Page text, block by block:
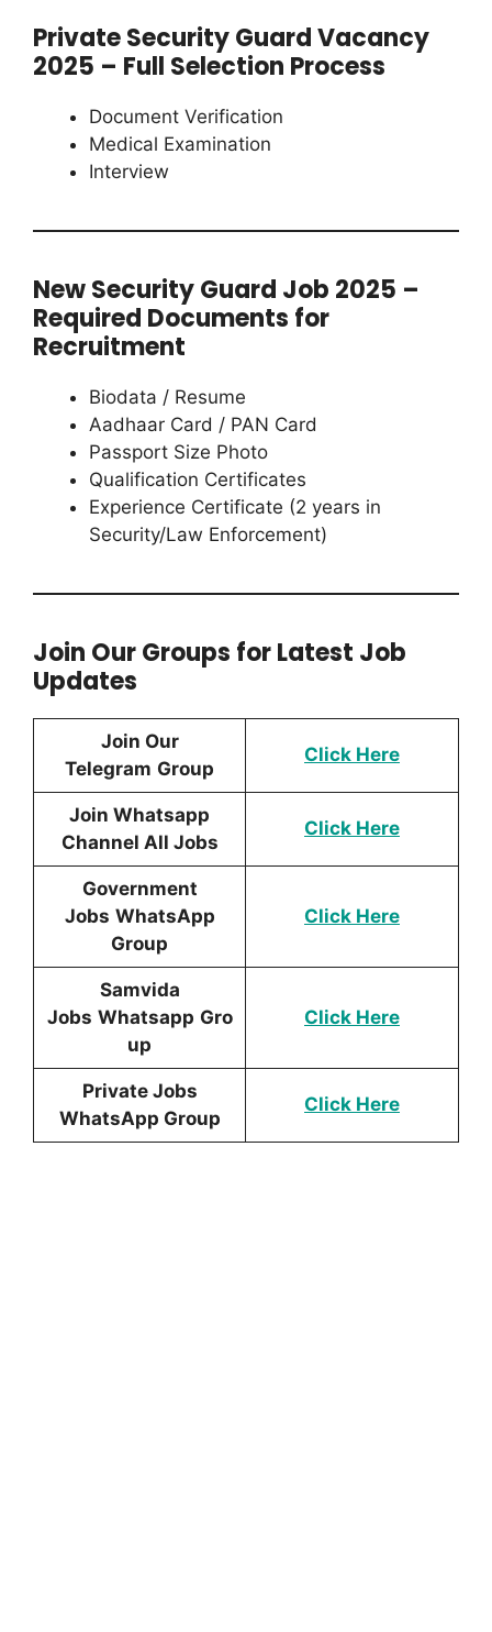
Private Security Guard Vacancy
2025 – Full Selection Process
Document Verification
Medical Examination
Interview
New Security Guard Job 2025 –
Required Documents for
Recruitment
Biodata / Resume
Aadhaar Card / PAN Card
Passport Size Photo
Qualification Certificates
Experience Certificate (2 years in
Security/Law Enforcement)
Join Our Groups for Latest Job
Updates
Join Our
Telegram Group
Click Here
Join Whatsapp
Channel All Jobs
Click Here
Government
Jobs WhatsApp
Group
Click Here
Samvida
Jobs Whatsapp Gro
up
Click Here
Private Jobs
WhatsApp Group
Click Here